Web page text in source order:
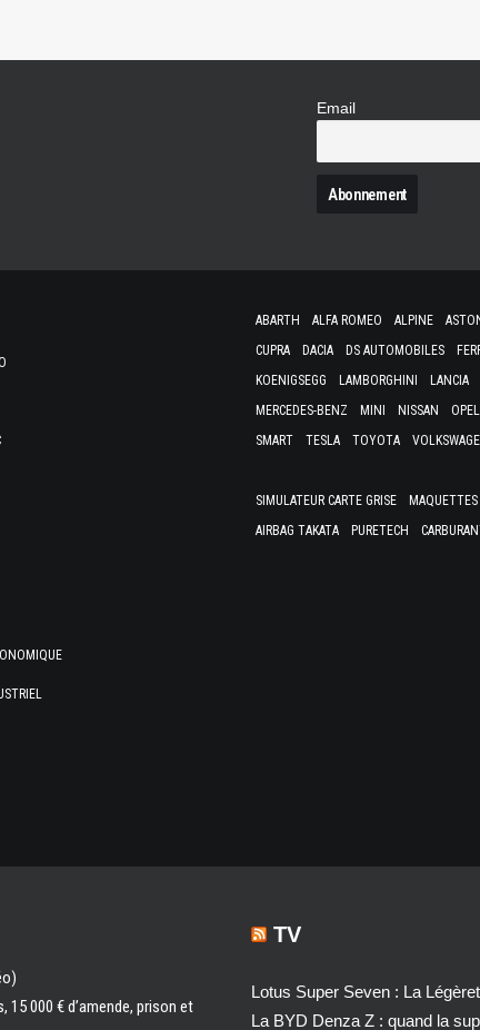
Email
ABARTH ALFA ROMEO ALPINE
CUPRA
DACIA DS AUTOMOBILES
KOENIGSEGG
LAMBORGHINI
LANCIA
MERCEDES-BENZ
MINI NISSAN
OPEL
SMART
TESLA TOYOTA
SIMULATEUR CARTE GRISE
AIRBAG TAKATA
PURETECH
000 € d’amende, prison et
TV
Lotus Super Seven : La
La BYD Denza Z : quand la